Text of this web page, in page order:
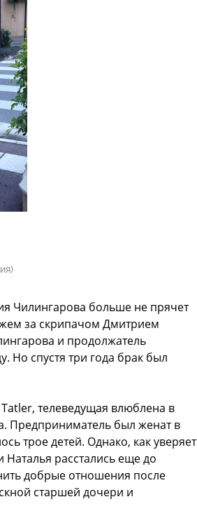
Чилингарова больше не прячет
за скрипачом Дмитрием
и продолжатель
Но спустя три года брак был
телеведущая влюблена в
Предприниматель был женат в
трое детей. Однако, как уверяет
расстались еще до
добрые отношения после
старшей дочери и